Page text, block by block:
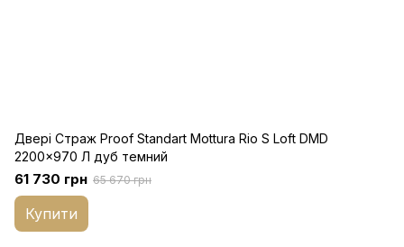
Двері Страж Proof Standart Mottura Rio S Loft DMD
2200x970 Л дуб темний
61 730 грн 65 670 грн
Купити